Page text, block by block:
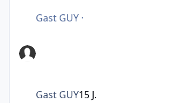
Gast GUY ·
Gast GUY15 J.